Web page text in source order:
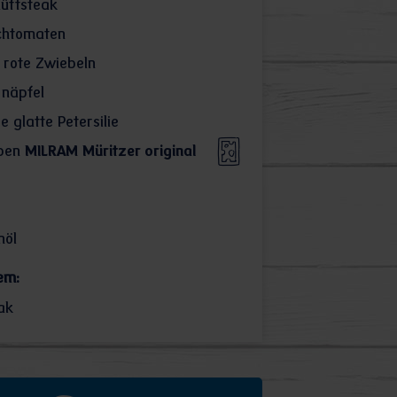
Zwiebeln
glatte Petersilie
MILRAM Müritzer original